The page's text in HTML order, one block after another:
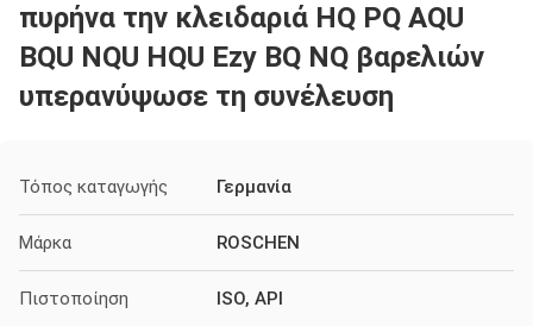
πυρήνα την κλειδαριά HQ PQ AQU
BQU NQU HQU Ezy BQ NQ βαρελιών
υπερανύψωσε τη συνέλευση
Τόπος καταγωγής Γερμανία
Μάρκα ROSCHEN
Πιστοποίηση ISO, API